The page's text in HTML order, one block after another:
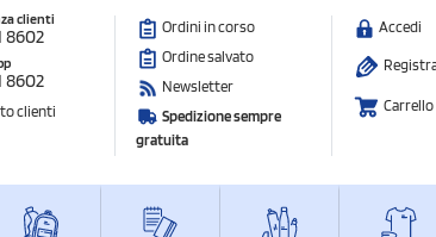
clienti
8602
8602
clienti
Ordini in corso
Ordine salvato
Newsletter
Spedizione sempre
gratuita
Accedi
Carrello